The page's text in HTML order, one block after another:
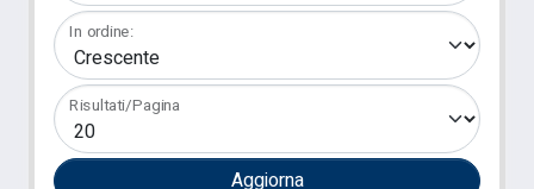
In ordine:
Risultati/Pagina